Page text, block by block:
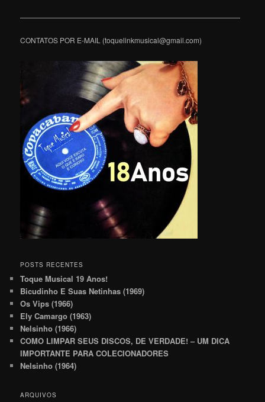
———————————————————————————————
CONTATOS POR E-MAIL (toquelinkmusical@gmail.com)
POSTS RECENTES
Toque Musical 19 Anos!
Bicudinho E Suas Netinhas (1969)
Os Vips (1966)
Ely Camargo (1963)
Nelsinho (1966)
COMO LIMPAR SEUS DISCOS, DE VERDADE! – UM DICA
IMPORTANTE PARA COLECIONADORES
Nelsinho (1964)
ARQUIVOS